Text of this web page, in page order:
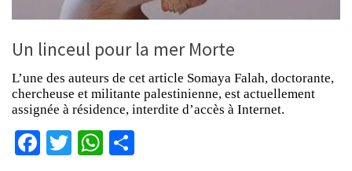
Un linceul pour la mer Morte
L’une des auteurs de cet article Somaya Falah, doctorante,
chercheuse et militante palestinienne, est actuellement
assignée à résidence, interdite d’accès à Internet.
Facebook
TwitterWhatsApp